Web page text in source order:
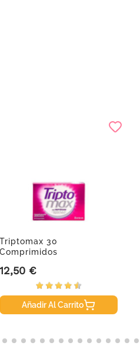
Triptomax 30
Comprimidos
Precio
12,50 €
Añadir Al Carrito